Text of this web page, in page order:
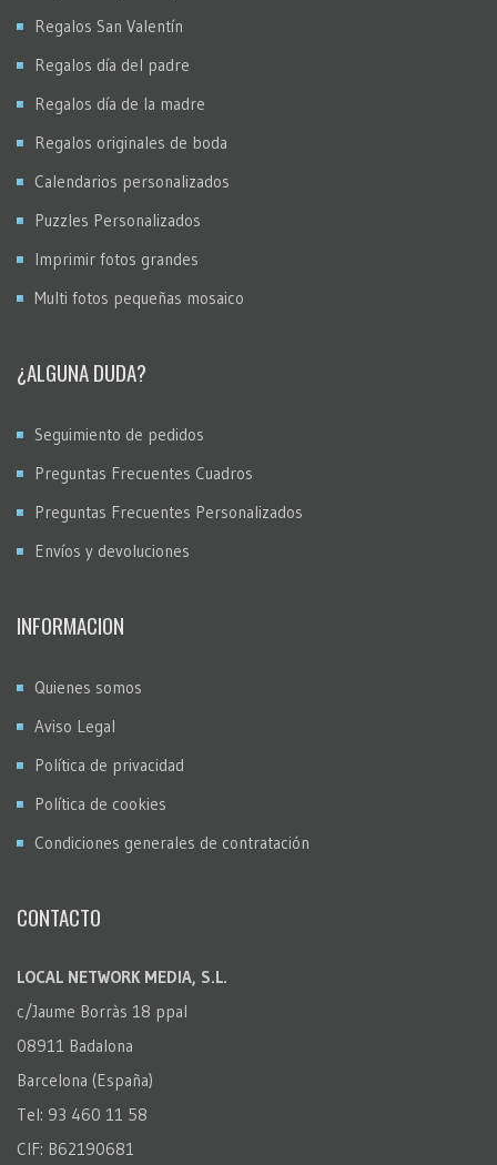
Regalos San Valentín
Regalos día del padre
Regalos día de la madre
Regalos originales de boda
Calendarios personalizados
Puzzles Personalizados
Imprimir fotos grandes
Multi fotos pequeñas mosaico
¿ALGUNA DUDA?
Seguimiento de pedidos
Preguntas Frecuentes Cuadros
Preguntas Frecuentes Personalizados
Envíos y devoluciones
INFORMACION
Quienes somos
Aviso Legal
Política de privacidad
Política de cookies
Condiciones generales de contratación
CONTACTO
LOCAL NETWORK MEDIA, S.L.
c/Jaume Borràs 18 ppal
08911 Badalona
Barcelona (España)
Tel: 93 460 11 58
CIF: B62190681